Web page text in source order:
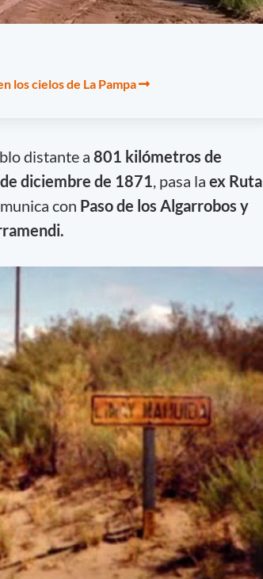
los cielos de La Pampa
distante a 801 kilómetros de
diciembre de 1871 , pasa la ex Ruta
con Paso de los Algarrobos y